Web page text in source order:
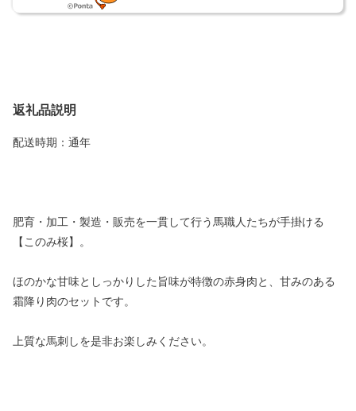
返礼品説明
配送時期：通年
肥育・加工・製造・販売を一貫して行う馬職人たちが手掛ける
【このみ桜】。
ほのかな甘味としっかりした旨味が特徴の赤身肉と、甘みのある
霜降り肉のセットです。
上質な馬刺しを是非お楽しみください。